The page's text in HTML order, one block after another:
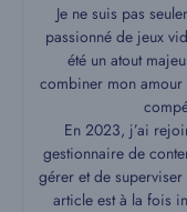
Je ne suis pas
passionné de jeux
été un atout
combiner mon amour
En 2023, j’ai
gestionnaire de
gérer et de superviser
article est à la fois